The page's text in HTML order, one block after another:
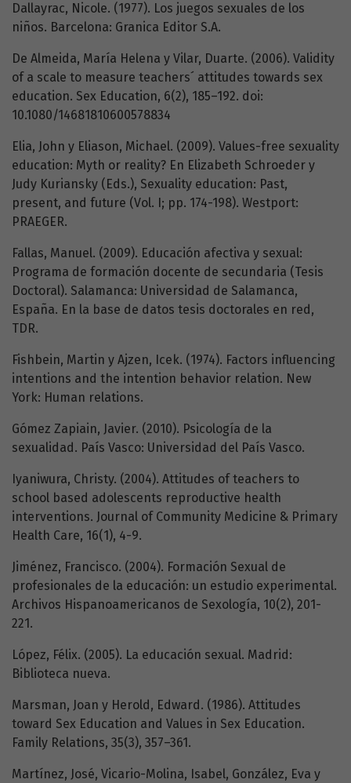
Dallayrac, Nicole. (1977). Los juegos sexuales de los
niños. Barcelona: Granica Editor S.A.
De Almeida, María Helena y Vilar, Duarte. (2006). Validity
of a scale to measure teachers´ attitudes towards sex
education. Sex Education, 6(2), 185–192. doi:
10.1080/14681810600578834
Elia, John y Eliason, Michael. (2009). Values-free sexuality
education: Myth or reality? En Elizabeth Schroeder y
Judy Kuriansky (Eds.), Sexuality education: Past,
present, and future (Vol. I; pp. 174-198). Westport:
PRAEGER.
Fallas, Manuel. (2009). Educación afectiva y sexual:
Programa de formación docente de secundaria (Tesis
Doctoral). Salamanca: Universidad de Salamanca,
España. En la base de datos tesis doctorales en red,
TDR.
Fishbein, Martin y Ajzen, Icek. (1974). Factors influencing
intentions and the intention behavior relation. New
York: Human relations.
Gómez Zapiain, Javier. (2010). Psicología de la
sexualidad. País Vasco: Universidad del País Vasco.
Iyaniwura, Christy. (2004). Attitudes of teachers to
school based adolescents reproductive health
interventions. Journal of Community Medicine & Primary
Health Care, 16(1), 4-9.
Jiménez, Francisco. (2004). Formación Sexual de
profesionales de la educación: un estudio experimental.
Archivos Hispanoamericanos de Sexología, 10(2), 201-
221.
López, Félix. (2005). La educación sexual. Madrid:
Biblioteca nueva.
Marsman, Joan y Herold, Edward. (1986). Attitudes
toward Sex Education and Values in Sex Education.
Family Relations, 35(3), 357–361.
Martínez, José, Vicario-Molina, Isabel, González, Eva y